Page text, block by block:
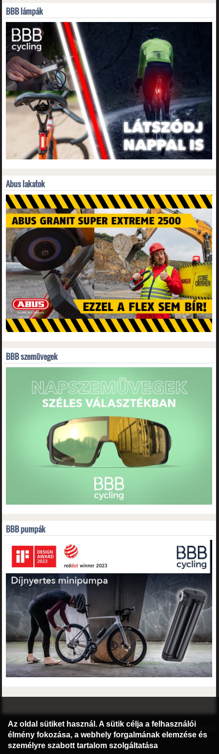
BBB lámpák
Abus lakatok
BBB szemüvegek
BBB pumpák
©2016 Radburg Kft.
Honlap: webtoday
Az oldal sütiket használ. A sütik célja a felhasználói
élmény fokozása, a webhely forgalmának elemzése és
személyre szabott tartalom szolgáltatása